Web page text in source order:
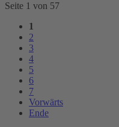
Seite 1 von 57
1
2
3
4
5
6
7
Vorwärts
Ende